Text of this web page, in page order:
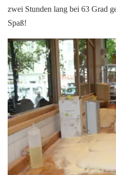
zwei Stunden lang bei 63 Grad
Spaß!